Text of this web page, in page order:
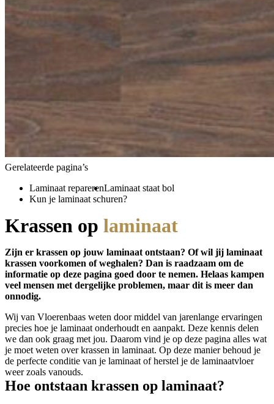
Gerelateerde pagina’s
Laminaat reparerenLaminaat staat bol
Kun je laminaat schuren?
Krassen op laminaat
Zijn er krassen op jouw laminaat ontstaan? Of wil jij laminaat
krassen voorkomen of weghalen? Dan is raadzaam om de
informatie op deze pagina goed door te nemen. Helaas kampen
veel mensen met dergelijke problemen, maar dit is meer dan
onnodig.
Wij van Vloerenbaas weten door middel van jarenlange ervaringen
precies hoe je laminaat onderhoudt en aanpakt. Deze kennis delen
we dan ook graag met jou. Daarom vind je op deze pagina alles wat
je moet weten over krassen in laminaat. Op deze manier behoud je
de perfecte conditie van je laminaat of herstel je de laminaatvloer
weer zoals vanouds.
Hoe ontstaan krassen op laminaat?